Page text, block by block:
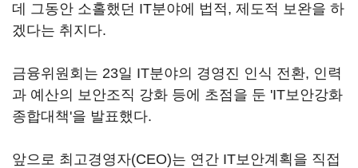
데 그동안 소홀했던 IT분야에 법적, 제도적 보완을 하
겠다는 취지다.
금융위원회는 23일 IT분야의 경영진 인식 전환, 인력
과 예산의 보안조직 강화 등에 초점을 둔 'IT보안강화
종합대책'을 발표했다.
앞으로 최고경영자(CEO)는 연간 IT보안계획을 직접